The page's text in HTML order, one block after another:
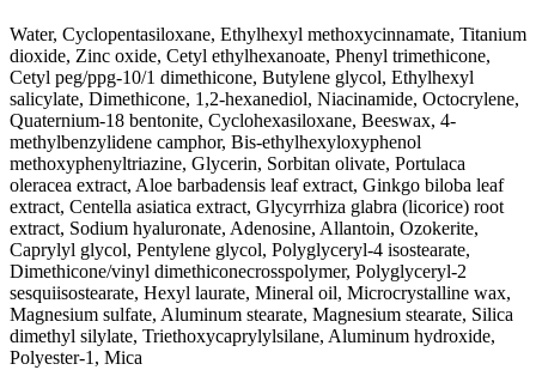
Water, Cyclopentasiloxane, Ethylhexyl methoxycinnamate, Titanium
dioxide, Zinc oxide, Cetyl ethylhexanoate, Phenyl trimethicone,
Cetyl peg/ppg-10/1 dimethicone, Butylene glycol, Ethylhexyl
salicylate, Dimethicone, 1,2-hexanediol, Niacinamide, Octocrylene,
Quaternium-18 bentonite, Cyclohexasiloxane, Beeswax, 4-
methylbenzylidene camphor, Bis-ethylhexyloxyphenol
methoxyphenyltriazine, Glycerin, Sorbitan olivate, Portulaca
oleracea extract, Aloe barbadensis leaf extract, Ginkgo biloba leaf
extract, Centella asiatica extract, Glycyrrhiza glabra (licorice) root
extract, Sodium hyaluronate, Adenosine, Allantoin, Ozokerite,
Caprylyl glycol, Pentylene glycol, Polyglyceryl-4 isostearate,
Dimethicone/vinyl dimethiconecrosspolymer, Polyglyceryl-2
sesquiisostearate, Hexyl laurate, Mineral oil, Microcrystalline wax,
Magnesium sulfate, Aluminum stearate, Magnesium stearate, Silica
dimethyl silylate, Triethoxycaprylylsilane, Aluminum hydroxide,
Polyester-1, Mica